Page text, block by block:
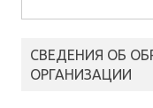
СВЕДЕНИЯ ОБ
ОРГАНИЗАЦИИ